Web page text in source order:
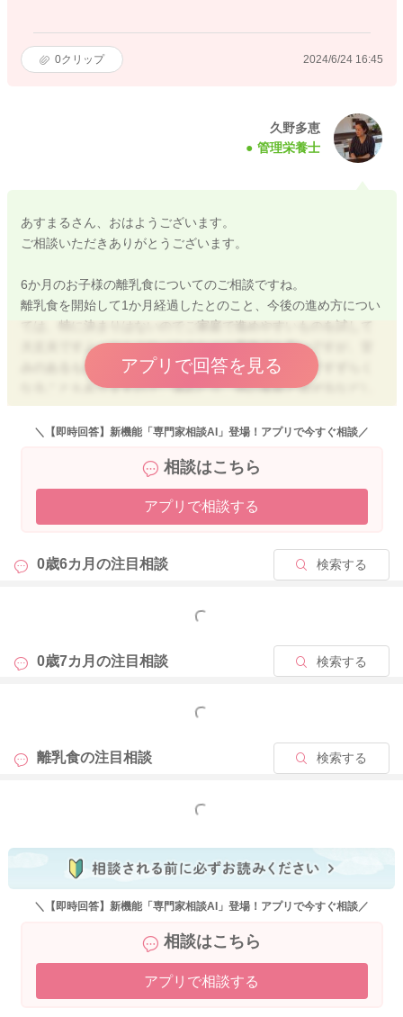
0クリップ 2024/6/24 16:45
久野多恵
管理栄養士
あすまるさん、おはようございます。
ご相談いただきありがとうございます。
6か月のお子様の離乳食についてのご相談ですね。
離乳食を開始して1か月経過したとのこと、今後の進め方につい
ては、特に決まりはないのでご家庭で進めやすいものを試して
大丈夫ですよ。りんごやバナナなどの果物でも良いですが、甘
みのあるものに慣れてしまうと、それ以外のものがすすずらく
なることもありますので、薄めたり、他の食材と混ぜるなどし
て、甘みを強く感じないように進めるのがお勧めです。
良い時期となります。新しい食材として卵黄を進めても大丈夫
です。 ご家庭の進めやすいもので良いですが、新しい野菜、
果物、卵黄などを焦らず少しずつ進めてあげてくださいね。
新しい食材として野菜や果物を試す場合、たんぱく質は今まで
通り食べ慣れたものを毎日与えて良いです。ただ必ずなくては
ないように、準備できる時はたんぱく質も与えるというスタン
アプリで回答を見る
2024/6/26 5:37
＼【即時回答】新機能「専門家相談AI」登場！アプリで今すぐ相談／
相談はこちら
アプリで相談する
0歳6カ月の注目相談 検索する
もっと見る
0歳7カ月の注目相談 検索する
もっと見る
離乳食の注目相談 検索する
もっと見る
＼【即時回答】新機能「専門家相談AI」登場！アプリで今すぐ相談／
相談はこちら
アプリで相談する